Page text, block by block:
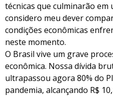
técnicas que culminarão
considero meu dever
condições econômicas
neste momento.
O Brasil vive um grave
econômica. Nossa dívida
ultrapassou agora 80% do
pandemia, alcançando R$